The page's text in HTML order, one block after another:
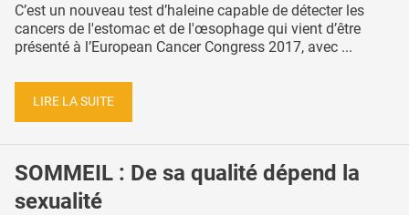
C’est un nouveau test d’haleine capable de détecter les
cancers de l'estomac et de l'œsophage qui vient d’être
présenté à l’European Cancer Congress 2017, avec ...
LIRE LA SUITE
SOMMEIL : De sa qualité dépend la
sexualité